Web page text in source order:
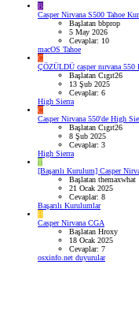
B
Casper Nirvana S500 Tahoe
Başlatan bbprop
5 May 2026
Cevaplar: 10
macOS Tahoe
C
ÇÖZÜLDÜ casper nırvana
Başlatan Cıgıt26
13 Şub 2025
Cevaplar: 6
High Sierra
C
Casper Nirvana 550'de High
Başlatan Cıgıt26
8 Şub 2025
Cevaplar: 3
High Sierra
T
[Başarılı Kurulum] Casper
Başlatan themaxwhat
21 Ocak 2025
Cevaplar: 8
Başarılı Kurulumlar
H
Casper Nirvana CGA
Başlatan Hroxy
18 Ocak 2025
Cevaplar: 7
osxinfo.net duyurular